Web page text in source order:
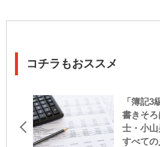
コチラもおススメ
「簿記3
書きそ
士・小山
すべて